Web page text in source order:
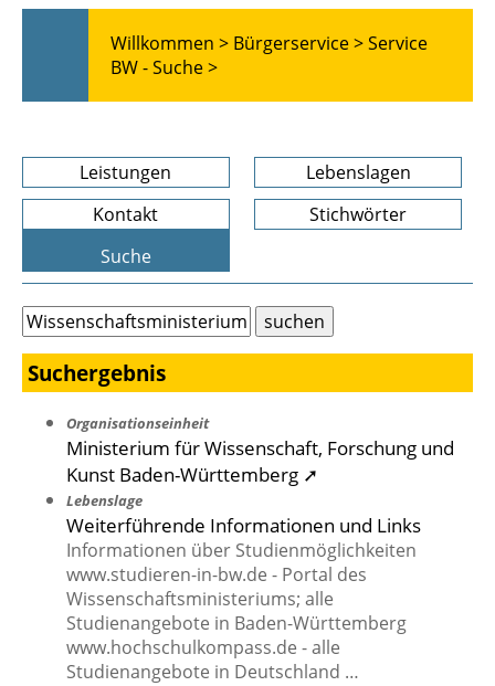
Willkommen > Bürgerservice >Service
BW - Suche >
Leistungen
Lebenslagen
Kontakt
Stichwörter
Suche
Suchergebnis
Organisationseinheit
Ministerium für Wissenschaft, Forschung und
Kunst Baden-Württemberg ➚
Lebenslage
Weiterführende Informationen und Links
Informationen über Studienmöglichkeiten
www.studieren-in-bw.de - Portal des
Wissenschaftsministeriums; alle
Studienangebote in Baden-Württemberg
www.hochschulkompass.de - alle
Studienangebote in Deutschland …